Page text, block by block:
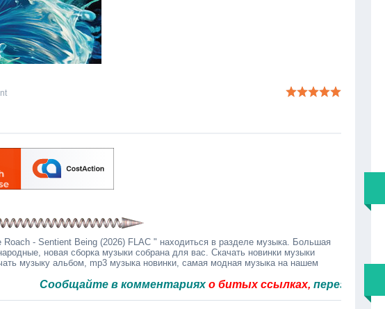
- Sentient Being (2026) FLAC " находиться в разделе музыка. Большая
новая сборка музыки собрана для вас. Скачать новинки музыки
музыку альбом, mp3 музыка новинки, самая модная музыка на нашем
Сообщайте в комментарияхо битых ссылках,перезальём быстро.